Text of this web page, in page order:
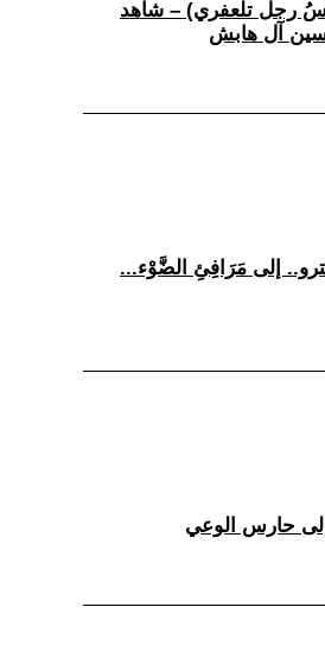
رجل تلعفري) – شاهد
آل هابش
إلى مَرَافِئِ الضَّوْء...